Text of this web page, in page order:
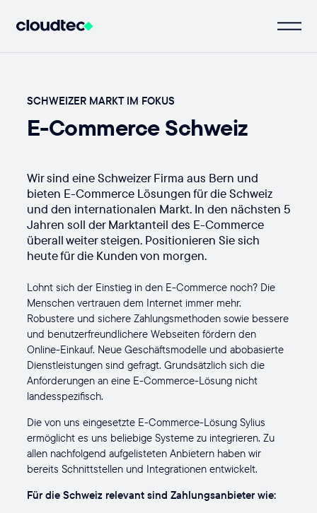
SCHWEIZER MARKT IM FOKUS
E-Commerce Schweiz
Wir sind eine Schweizer Firma aus Bern und
bieten E-Commerce Lösungen für die Schweiz
und den internationalen Markt. In den nächsten 5
Jahren soll der Marktanteil des E-Commerce
überall weiter steigen. Positionieren Sie sich
heute für die Kunden von morgen.
Lohnt sich der Einstieg in den E-Commerce noch? Die
Menschen vertrauen dem Internet immer mehr.
Robustere und sichere Zahlungsmethoden sowie bessere
und benutzerfreundlichere Webseiten fördern den
Online-Einkauf. Neue Geschäftsmodelle und abobasierte
Dienstleistungen sind gefragt. Grundsätzlich sich die
Anforderungen an eine E-Commerce-Lösung nicht
landesspezifisch.
Die von uns eingesetzte E-Commerce-Lösung Sylius
ermöglicht es uns beliebige Systeme zu integrieren. Zu
allen nachfolgend aufgelisteten Anbietern haben wir
bereits Schnittstellen und Integrationen entwickelt.
Für die Schweiz relevant sind Zahlungsanbieter wie: